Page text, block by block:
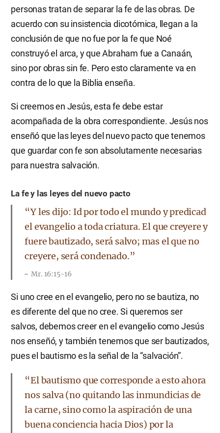
personas tratan de separar la fe de las obras. De
acuerdo con su insistencia dicotómica, llegan a la
conclusión de que no fue por la fe que Noé
construyó el arca, y que Abraham fue a Canaán,
sino por obras sin fe. Pero esto claramente va en
contra de lo que la Biblia enseña.
Si creemos en Jesús, esta fe debe estar
acompañada de la obra correspondiente. Jesús nos
enseñó que las leyes del nuevo pacto que tenemos
que guardar con fe son absolutamente necesarias
para nuestra salvación.
La fe y las leyes del nuevo pacto
“Y les dijo: Id por todo el mundo y predicad
el evangelio a toda criatura. El que creyere y
fuere bautizado, será salvo; mas el que no
creyere, será condenado.”
Mr. 16:15-16
Si uno cree en el evangelio, pero no se bautiza, no
es diferente del que no cree. Si queremos ser
salvos, debemos creer en el evangelio como Jesús
nos enseñó, y también tenemos que ser bautizados,
pues el bautismo es la señal de la “salvación”.
“El bautismo que corresponde a esto ahora
nos salva (no quitando las inmundicias de
la carne, sino como la aspiración de una
buena conciencia hacia Dios) por la